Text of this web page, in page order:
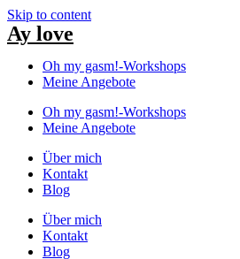
Skip to content
Ay love
Oh my gasm!-Workshops
Meine Angebote
Oh my gasm!-Workshops
Meine Angebote
Über mich
Kontakt
Blog
Über mich
Kontakt
Blog